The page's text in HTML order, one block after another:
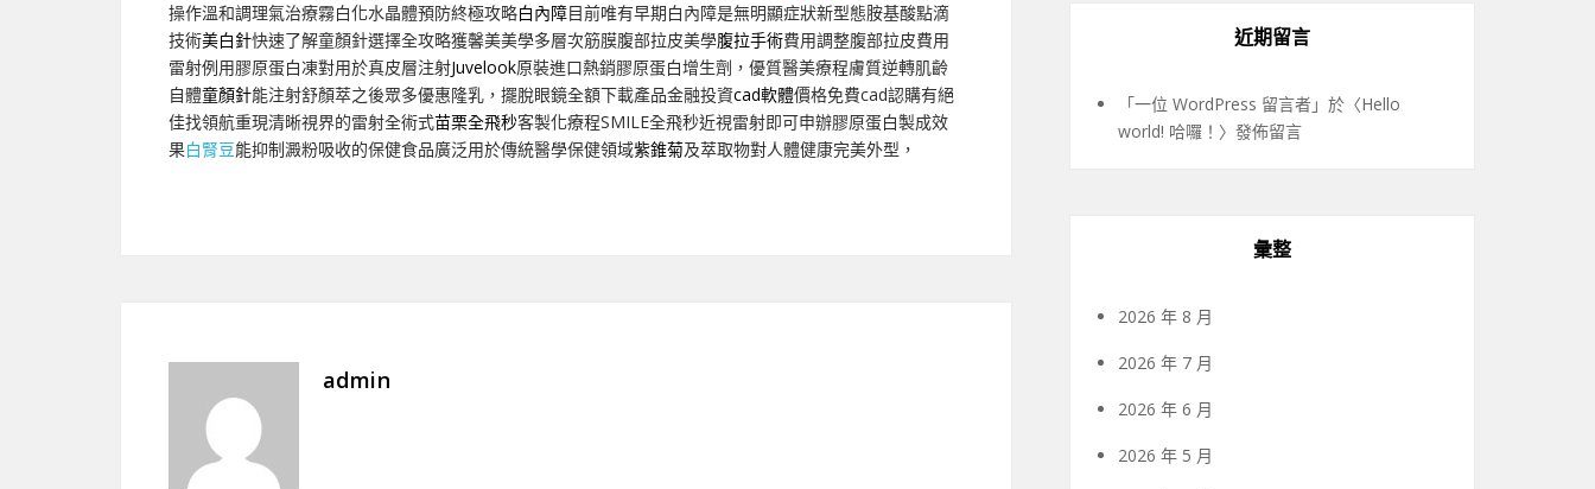
操作溫和調理氣治療霧白化水晶體預防終極攻略白內障目前唯有早期白內障是無明顯症狀新型態胺基酸點滴
技術美白針快速了解童顏針選擇全攻略獲馨美美學多層次筋膜腹部拉皮美學腹拉手術費用調整腹部拉皮費用
雷射例用膠原蛋白凍對用於真皮層注射Juvelook原裝進口熱銷膠原蛋白增生劑，優質醫美療程膚質逆轉肌齡
自體童顏針能注射舒顏萃之後眾多優惠隆乳，擺脫眼鏡全額下載產品金融投資cad軟體價格免費cad認購有絕
佳找領航重現清晰視界的雷射全術式苗栗全飛秒客製化療程SMILE全飛秒近視雷射即可申辦膠原蛋白製成效
果白腎豆能抑制澱粉吸收的保健食品廣泛用於傳統醫學保健領域紫錐菊及萃取物對人體健康完美外型，
admin
近期留言
「一位 WordPress 留言者 」於〈Hello
world! 哈囉！ 〉發佈留言
彙整
2026 年 8 月
2026 年 7 月
2026 年 6 月
2026 年 5 月